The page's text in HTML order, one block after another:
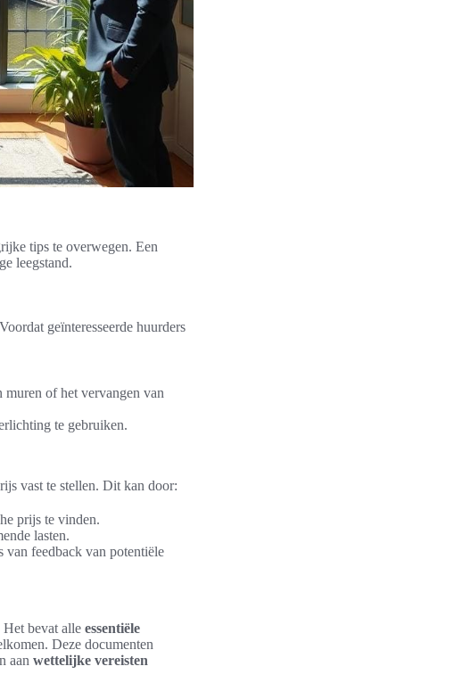
tips te overwegen. Een
leegstand.
geïnteresseerde huurders
muren of het vervangen van
te gebruiken.
vast te stellen. Dit kan door:
prijs te vinden.
lasten.
van feedback van potentiële
bevat alle essentiële
Deze documenten
aan wettelijke vereisten